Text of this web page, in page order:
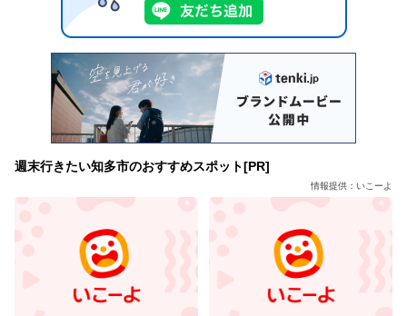
週末行きたい知多市のおすすめスポット[PR]
情報提供：いこーよ